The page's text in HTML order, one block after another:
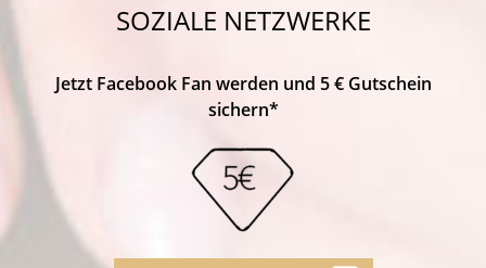
SOZIALE NETZWERKE
Jetzt Facebook Fan werden und 5 € Gutschein
sichern*